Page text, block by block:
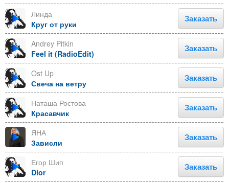
Линда
Круг от руки
Заказать
Andrey Pitkin
Feel it (RadioEdit)
Заказать
Ost Up
Свеча на ветру
Заказать
Наташа Ростова
Красавчик
Заказать
ЯНА
Зависли
Заказать
Егор Шип
Dior
Заказать